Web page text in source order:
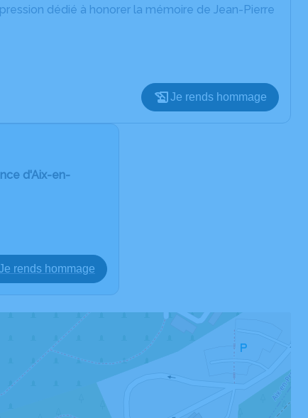
dédié à honorer la mémoire de Jean-Pierre
Je rends hommage
d'Aix-en-
rends hommage